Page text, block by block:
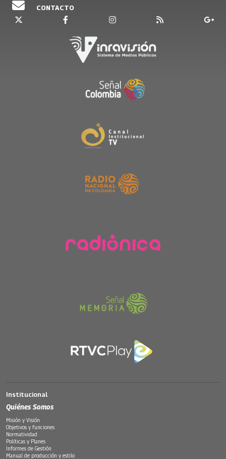
CONTACTO
Institucional
Quiénes Somos
Misión y Visión
Objetivos y funciones
Normatividad
Políticas y Planes
Informes de Gestión
Manual de producción y estilo